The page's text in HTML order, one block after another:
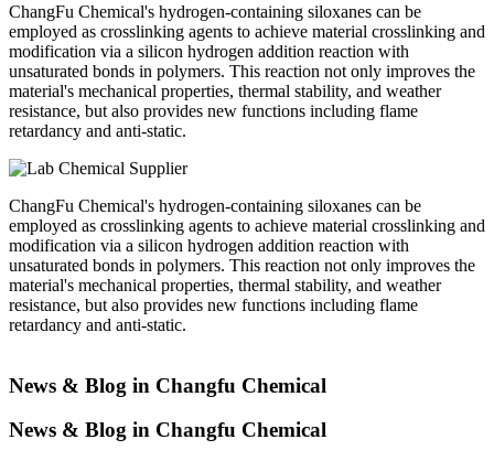
ChangFu Chemical's hydrogen-containing siloxanes can be
employed as crosslinking agents to achieve material crosslinking and
modification via a silicon hydrogen addition reaction with
unsaturated bonds in polymers. This reaction not only improves the
material's mechanical properties, thermal stability, and weather
resistance, but also provides new functions including flame
retardancy and anti-static.
ChangFu Chemical's hydrogen-containing siloxanes can be
employed as crosslinking agents to achieve material crosslinking and
modification via a silicon hydrogen addition reaction with
unsaturated bonds in polymers. This reaction not only improves the
material's mechanical properties, thermal stability, and weather
resistance, but also provides new functions including flame
retardancy and anti-static.
News & Blog in Changfu Chemical
News & Blog in Changfu Chemical